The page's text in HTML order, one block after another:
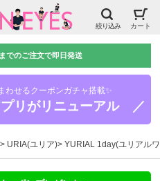
絞り込み カート
でのご注文で即日発送
わせるクーポンガチャ搭載✨
リがリニューアル ／
URIA(ユリア) YURIAL 1day(ユリアル